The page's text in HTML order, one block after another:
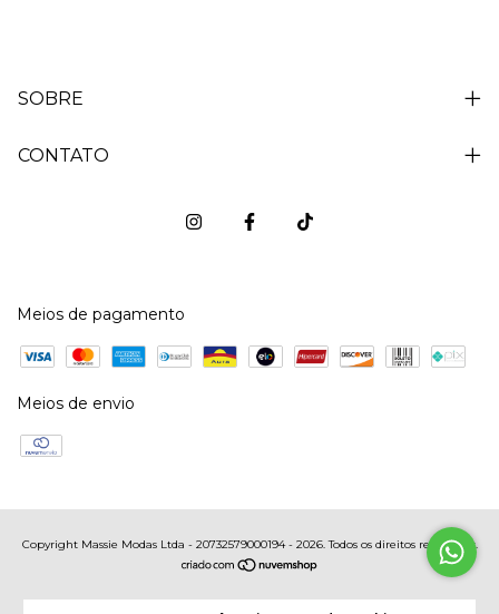
SOBRE
CONTATO
Meios de pagamento
Meios de envio
Copyright Massie Modas Ltda - 20732579000194 - 2026. Todos os direitos reservados.